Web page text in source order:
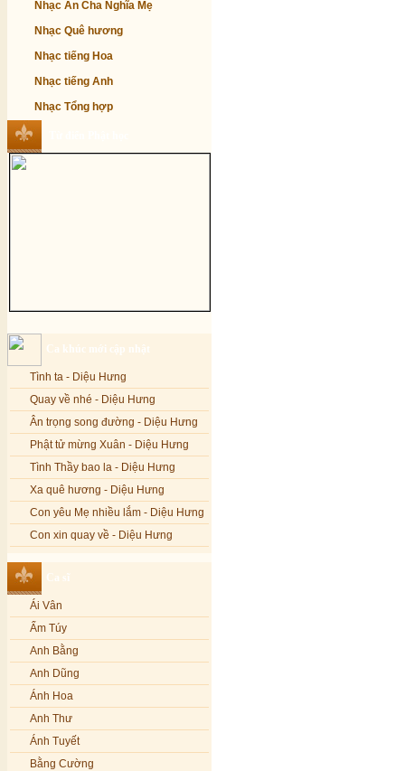
Nhạc Ân Cha Nghĩa Mẹ
Nhạc Quê hương
Nhạc tiếng Hoa
Nhạc tiếng Anh
Nhạc Tổng hợp
Ca khúc mới cập nhật
Tình ta - Diệu Hưng
Quay về nhé - Diệu Hưng
Ân trọng song đường - Diệu Hưng
Phật tử mừng Xuân - Diệu Hưng
Tình Thầy bao la - Diệu Hưng
Xa quê hương - Diệu Hưng
Con yêu Mẹ nhiều lắm - Diệu Hưng
Con xin quay về - Diệu Hưng
Nếu xa Phật - Diệu Hưng
Tình Lam - Kim Khánh & Hoàng
Vĩnh
Xin cho con niềm tin - Kim Linh
Quán Âm Mẹ hiền - Kim Linh
Nhạc niệm Nam Mô A Di Đà Phật -
Kim Linh
Mẹ Từ Bi - Kim Linh
12 Lời nguyện của Bồ tát Quán Thế
Âm - Kim Linh
Ca sĩ
Ái Vân
Ẩm Túy
Anh Bằng
Anh Dũng
Ánh Hoa
Anh Thư
Ánh Tuyết
Bằng Cường